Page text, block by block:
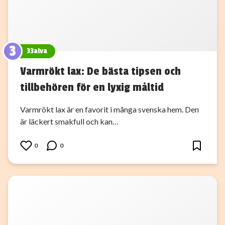
3 33alva
Varmrökt lax: De bästa tipsen och
tillbehören för en lyxig måltid
Varmrökt lax är en favorit i många svenska hem. Den
är läckert smakfull och kan…
0 0